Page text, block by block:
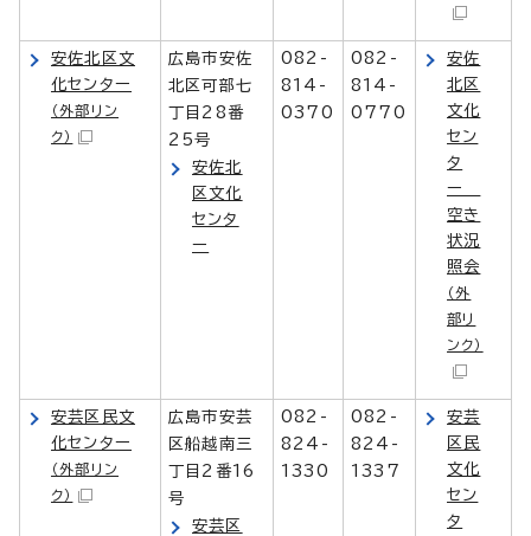
安佐北区文
化センター
（外部リン
ク）
広島市安佐
北区可部七
丁目28番
25号
安佐北
区文化
センタ
ー
082-
814-
0370
082-
814-
0770
安佐
北区
文化
セン
タ
ー
空き
状況
照会
（外
部リ
ンク）
安芸区民文
化センター
（外部リン
ク）
広島市安芸
区船越南三
丁目2番16
号
安芸区
082-
824-
1330
082-
824-
1337
安芸
区民
文化
セン
タ